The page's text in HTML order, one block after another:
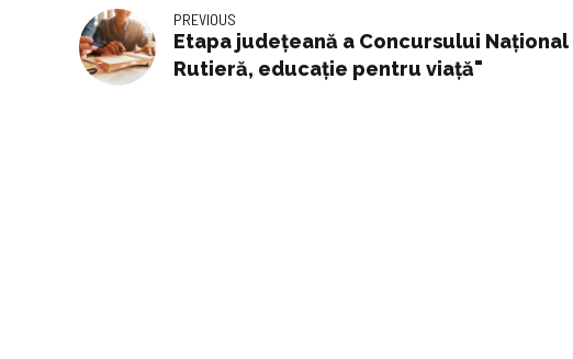
PREVIOUS
Etapa judeţeană a Concursului
Rutieră, educaţie pentru viaţă"